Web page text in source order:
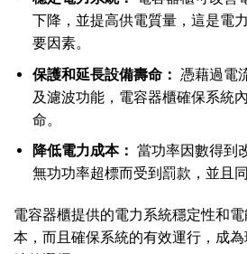
下降，並提高供電質量，這是電
要因素。
保護和延長設備壽命： 憑藉過電
及濾波功能，電容器櫃確保系統
命。
降低電力成本： 當功率因數得到
無功功率超標而受到罰款，並且
電容器櫃提供的電力系統穩定性和
本，而且確保系統的有效運行，成